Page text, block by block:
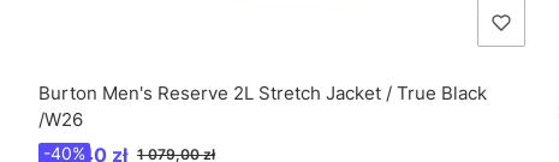
Burton Men's Reserve 2L Stretch Jacket / True Black
/W26
Cena promocyjna
647,40 zł 1 079,00 zł
-40%